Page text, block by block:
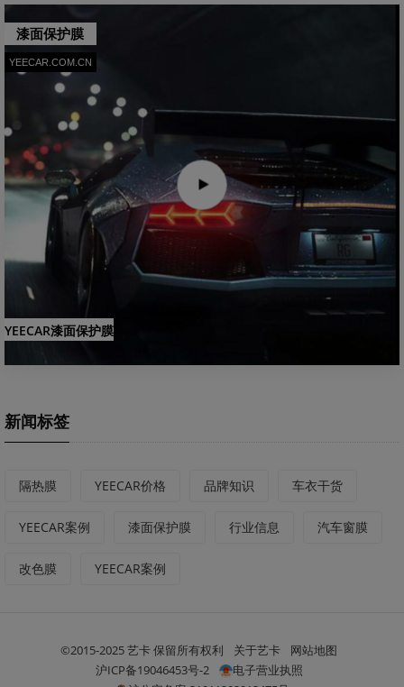
漆面保护膜
YEECAR.COM.CN
YEECAR漆面保护膜
新闻标签
隔热膜 YEECAR价格 品牌知识 车衣干货
YEECAR案例 漆面保护膜 行业信息 汽车窗膜
改色膜 YEECAR案例
©2015-2025 艺卡 保留所有权利 关于艺卡
网站地图
沪ICP备19046453号-2
电子营业执照